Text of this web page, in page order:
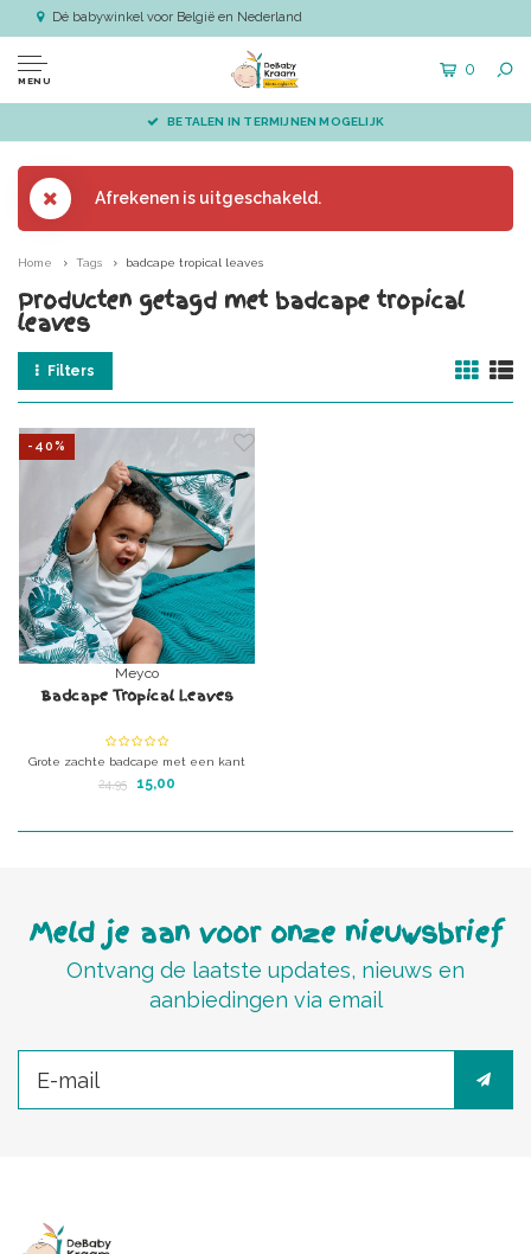
Dé babywinkel voor België en Nederland
MENU
0
BETALEN IN TERMIJNEN MOGELIJK
Afrekenen is uitgeschakeld.
Home Tags badcape tropical leaves
Producten getagd met badcape tropical
leaves
Filters
-40%
Meyco
Badcape Tropical Leaves
Grote zachte badcape met een kant
katoen, andere kant badstof (ook katoen
24,95 15,00
Meld je aan voor onze nieuwsbrief
Ontvang de laatste updates, nieuws en
aanbiedingen via email